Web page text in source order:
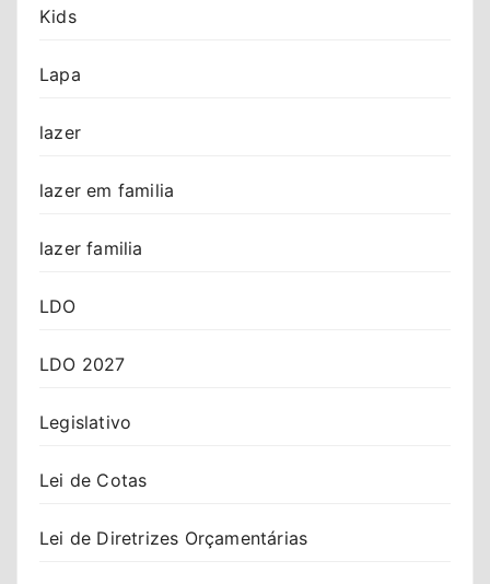
Kids
Lapa
lazer
lazer em familia
lazer familia
LDO
LDO 2027
Legislativo
Lei de Cotas
Lei de Diretrizes Orçamentárias